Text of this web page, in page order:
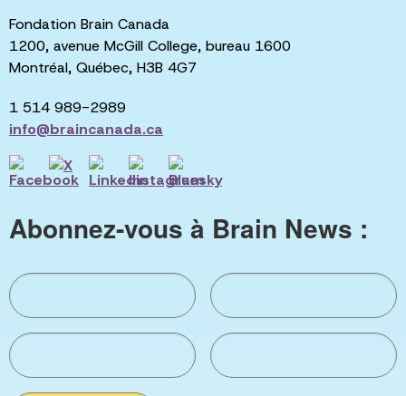
Fondation Brain Canada
1200, avenue McGill College, bureau 1600
Montréal, Québec, H3B 4G7
1 514 989-2989
info@braincanada.ca
Abonnez-vous à Brain News :